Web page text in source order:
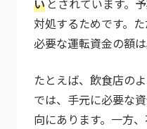
対処するためです。
必要な運転資金の額は
たとえば、飲食店の
では、手元に必要な
向にあります。一方